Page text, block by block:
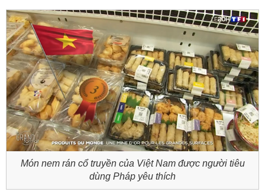
Món nem rán cổ truyền của Việt Nam được người tiêu
dùng Pháp yêu thích